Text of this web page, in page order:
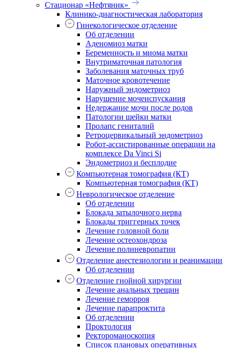
Стационар «Нефтяник»
Клинико-диагностическая лаборатория
Гинекологическое отделение
Об отделении
Аденомиоз матки
Беременность и миома матки
Внутриматочная патология
Заболевания маточных труб
Маточное кровотечение
Наружный эндометриоз
Нарушение мочеиспускания
Недержание мочи после родов
Патологии шейки матки
Пролапс гениталий
Ретроцервикальный эндометриоз
Робот-ассистированные операции на
комплексе Da Vinci Si
Эндометриоз и бесплодие
Компьютерная томография (КТ)
Компьютерная томография (КТ)
Неврологическое отделение
Об отделении
Блокада затылочного нерва
Блокады триггерных точек
Лечение головной боли
Лечение остеохондроза
Лечение полиневропатии
Отделение анестезиологии и реанимации
Об отделении
Отделение гнойной хирургии
Лечение анальных трещин
Лечение геморроя
Лечение парапроктита
Об отделении
Проктология
Ректороманоскопия
Список плановых оперативных